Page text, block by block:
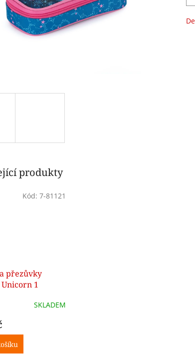
produkty
přezůvky
1
SKLADEM
Kód: 7-81121